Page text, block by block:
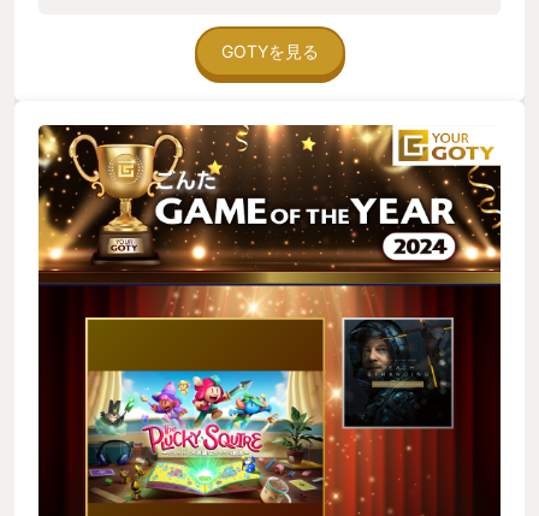
はあの頃思い描いた「僕が考えた○○の世界での冒険活劇！」
を本当にゲームとして形にしたらきっとこんな感じだったんだ
ろうな…と子供時代に夢中になって作り上げていた自分だけの
張でもなんでもなく、私はこのゲームを始めてからクリアする
までの時間が本当に楽しくて、最高のひとときを過ごせたと心
の底からそう言えますし、どれだけ作品としてのクオリティが
高くてもこんな体験をさせてくれるゲームは中々ないです。だ
からこそ断言できる、これは本当の意味で童心に帰ることの出
来るゲームだと 私はもう子供ではありません。あの頃より知識
も増えて、見識も広まって、物事について深く考えるようにも
なって、そしてそれを踏まえた上でゲームを楽しむようになり
ました 勿論それは悪いことではなく、そのような目線に立った
からこそ物語を紐解く面白さを見出し、作家によって生み出さ
れた世界やキャラクターにより味わい深さを感じるようになっ
た、そのおかげで神ゲーだと思える作品にもたくさん出会えた
しかし、大人になってしまったが故にシンプルに純粋さだけで
楽しませてくれるゲームというのは見つからない！たとえあっ
たとしても、もうそういう風に楽しむことが出来ない！ そう感
じていました、しかしこのThe Plucky Squireはそんな自分の抱
えるもどかしさを払拭してくれた 「そうだ、ゲームが楽しいか
GOTYを見る